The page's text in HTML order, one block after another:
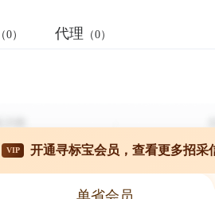
（0） 代理 （0）
VIP 开通寻标宝会员，查看更多招采
单省会员